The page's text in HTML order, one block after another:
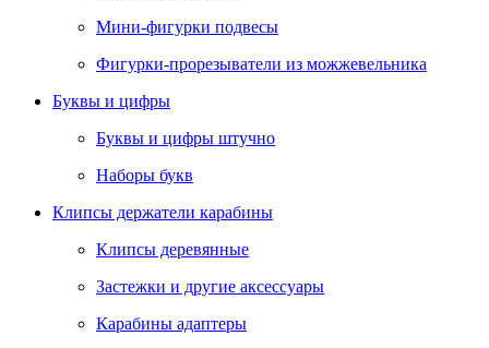
Мини-фигурки подвесы
Фигурки-прорезыватели из можжевельника
Буквы и цифры
Буквы и цифры штучно
Наборы букв
Клипсы держатели карабины
Клипсы деревянные
Застежки и другие аксессуары
Карабины адаптеры